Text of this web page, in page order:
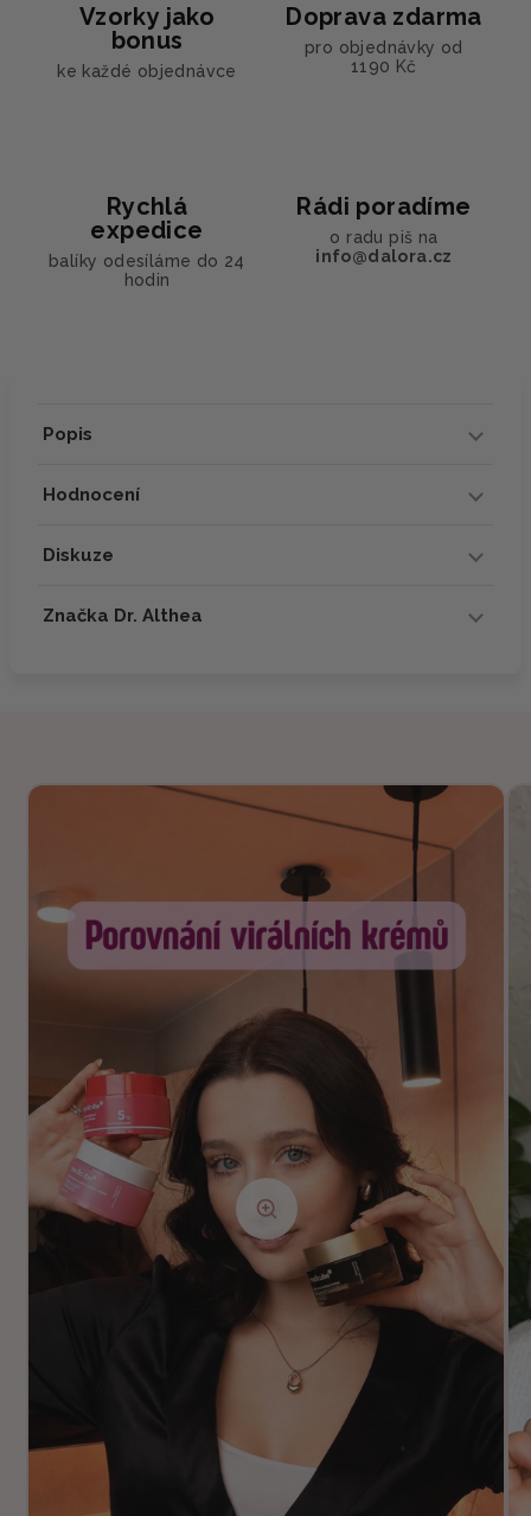
Vzorky jako
bonus
ke každé objednávce
Doprava zdarma
pro objednávky od
1190 Kč
Rychlá
expedice
balíky odesíláme do 24
hodin
Rádi poradíme
o radu piš na
info@dalora.cz
Popis
Hodnocení
Diskuze
Značka Dr. Althea